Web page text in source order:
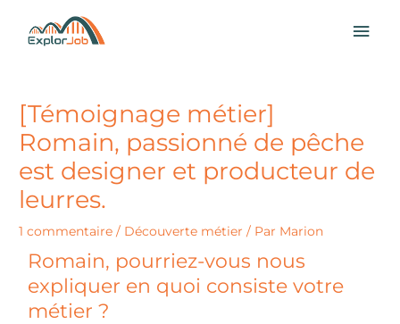
contenu
[Témoignage métier]
Romain, passionné de pêche
est designer et producteur de
leurres.
1 commentaire / Découverte métier / Par Marion
Romain, pourriez-vous nous
expliquer en quoi consiste votre
métier ?